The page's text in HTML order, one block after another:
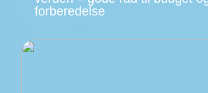
forberedelse